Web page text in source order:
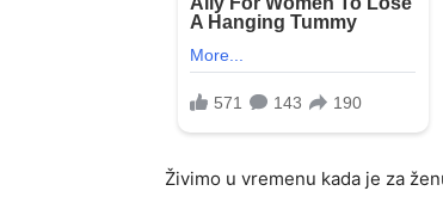
Živimo u vremenu kada je za